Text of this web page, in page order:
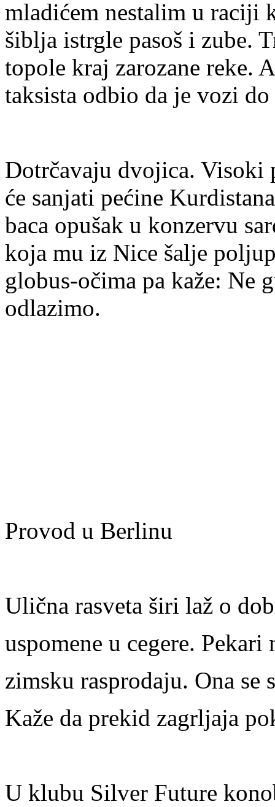
mladićem nestalim u raciji
šiblja istrgle pasoš i zube.
topole kraj zarozane reke.
taksista odbio da je vozi
Dotrčavaju dvojica. Visoki
će sanjati pećine
baca opušak u konzervu
koja mu iz Nice šalje
globus-očima pa kaže: Ne
odlazimo.
Provod u Berlinu
Ulična rasveta širi laž o
uspomene u cegere.
zimsku rasprodaju. Ona
Kaže da prekid zagrljaja
U klubu Silver Future